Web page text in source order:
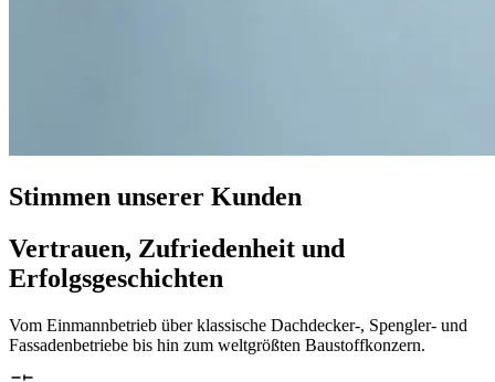
Stimmen unserer Kunden
Vertrauen, Zufriedenheit und
Erfolgsgeschichten
Vom Einmannbetrieb über klassische Dachdecker-, Spengler- und
Fassadenbetriebe bis hin zum weltgrößten Baustoffkonzern.